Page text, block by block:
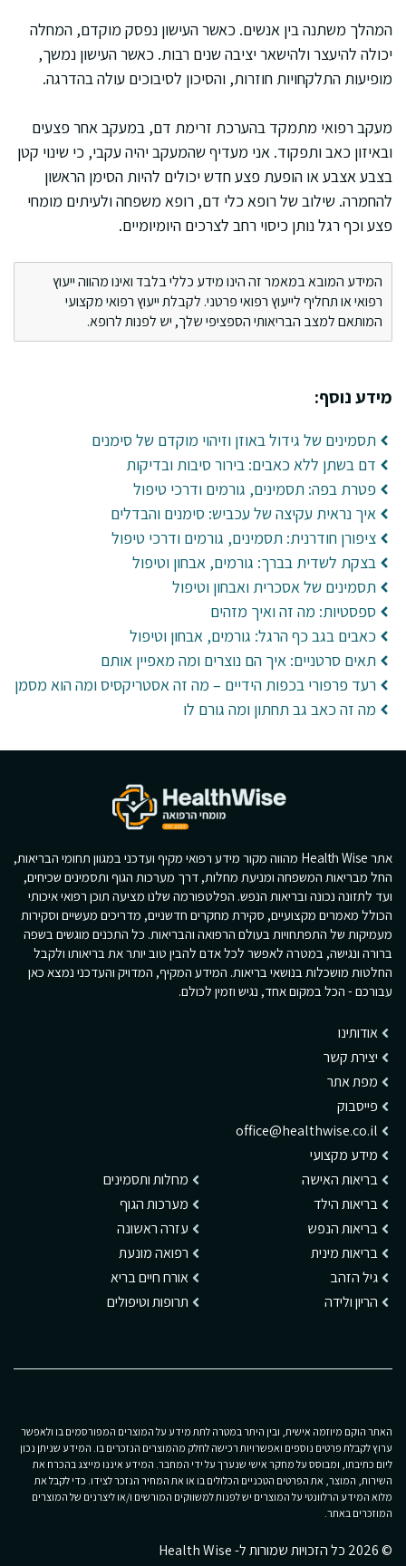
המהלך משתנה בין אנשים. כאשר העישון נפסק מוקדם, המחלה
יכולה להיעצר ולהישאר יציבה שנים רבות. כאשר העישון נמשך,
מופיעות התלקחויות חוזרות, והסיכון לסיבוכים עולה בהדרגה.
מעקב רפואי מתמקד בהערכת זרימת דם, במעקב אחר פצעים
ובאיזון כאב ותפקוד. אני מעדיף שהמעקב יהיה עקבי, כי שינוי קטן
בצבע אצבע או הופעת פצע חדש יכולים להיות הסימן הראשון
להחמרה. שילוב של רופא כלי דם, רופא משפחה ולעיתים מומחי
פצע וכף רגל נותן כיסוי רחב לצרכים היומיומיים.
המידע המובא במאמר זה הינו מידע כללי בלבד ואינו מהווה ייעוץ
רפואי או תחליף לייעוץ רפואי פרטני. לקבלת ייעוץ רפואי מקצועי
המותאם למצב הבריאותי הספציפי שלך, יש לפנות לרופא.
מידע נוסף:
תסמינים של גידול באוזן וזיהוי מוקדם של סימנים
דם בשתן ללא כאבים: בירור סיבות ובדיקות
פטרת בפה: תסמינים, גורמים ודרכי טיפול
איך נראית עקיצה של עכביש: סימנים והבדלים
ציפורן חודרנית: תסמינים, גורמים ודרכי טיפול
בצקת לשדית בברך: גורמים, אבחון וטיפול
תסמינים של אסכרית ואבחון וטיפול
ספסטיות: מה זה ואיך מזהים
כאבים בגב כף הרגל: גורמים, אבחון וטיפול
תאים סרטניים: איך הם נוצרים ומה מאפיין אותם
רעד פרפורי בכפות הידיים – מה זה אסטריקסיס ומה הוא מסמן
מה זה כאב גב תחתון ומה גורם לו
אתר Health Wise מהווה מקור מידע רפואי מקיף ועדכני במגוון תחומי הבריאות,
החל מבריאות המשפחה ומניעת מחלות, דרך מערכות הגוף ותסמינים שכיחים,
ועד לתזונה נכונה ובריאות הנפש. הפלטפורמה שלנו מציעה תוכן רפואי איכותי
הכולל מאמרים מקצועיים, סקירת מחקרים חדשניים, מדריכים מעשיים וסקירות
מעמיקות של התפתחויות בעולם הרפואה והבריאות. כל התכנים מוגשים בשפה
ברורה ונגישה, במטרה לאפשר לכל אדם להבין טוב יותר את בריאותו ולקבל
החלטות מושכלות בנושאי בריאות. המידע המקיף, המדויק והעדכני נמצא כאן
עבורכם - הכל במקום אחד, נגיש וזמין לכולם.
אודותינו
יצירת קשר
מפת אתר
פייסבוק
office@healthwise.co.il
מידע מקצועי
בריאות האישה
בריאות הילד
בריאות הנפש
בריאות מינית
גיל הזהב
הריון ולידה
מחלות ותסמינים
מערכות הגוף
עזרה ראשונה
רפואה מונעת
אורח חיים בריא
תרופות וטיפולים
האתר הוקם מיוזמה אישית, ובין היתר במטרה לתת מידע על המוצרים המפורסמים בו ולאפשר
ערוץ לקבלת פרטים נוספים ואפשרויות רכישה לחלק מהמוצרים הנזכרים בו. המידע שניתן נכון
ליום כתיבתו, ומבוסס על מחקר אישי שנערך על ידי המחבר. המידע איננו מייצג בהכרח את
השירות, המוצר, את הפרטים הטכניים הכלולים בו או את המחיר הנזכר לצידו. כדי לקבל את
מלוא המידע הרלוונטי על המוצרים יש לפנות למשווקים המורשים ו/או ליצרנים של המוצרים
המוזכרים באתר.
© 2026 כל הזכויות שמורות ל- Health Wise